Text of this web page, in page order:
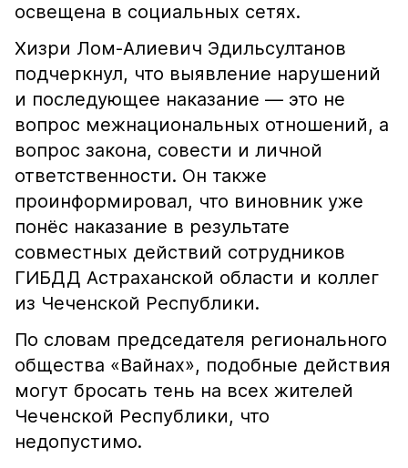
освещена в социальных сетях.
Хизри Лом-Алиевич Эдильсултанов
подчеркнул, что выявление нарушений
и последующее наказание — это не
вопрос межнациональных отношений, а
вопрос закона, совести и личной
ответственности. Он также
проинформировал, что виновник уже
понёс наказание в результате
совместных действий сотрудников
ГИБДД Астраханской области и коллег
из Чеченской Республики.
По словам председателя регионального
общества «Вайнах», подобные действия
могут бросать тень на всех жителей
Чеченской Республики, что
недопустимо.